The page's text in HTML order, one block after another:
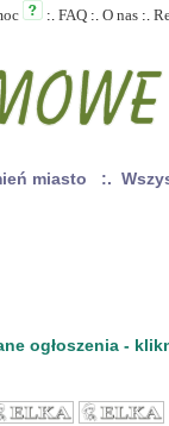
:. FAQ :. O nas :.
miasto :.
ogłoszenia -